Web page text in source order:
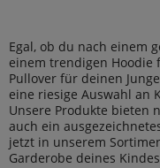
Egal, ob du nach einem
einem trendigen Hoodie
Pullover für deinen
eine riesige Auswahl an
Unsere Produkte bieten
auch ein
jetzt in unserem
Garderobe deines